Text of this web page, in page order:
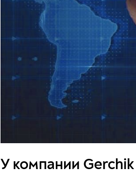
У компании